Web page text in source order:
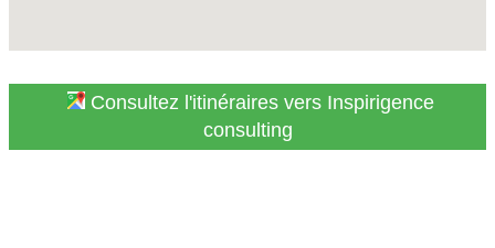
Consultez l'itinéraires vers Inspirigence
consulting